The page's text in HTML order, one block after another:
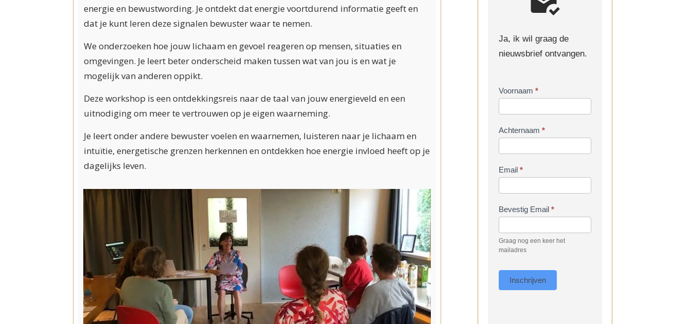
energie en bewustwording. Je ontdekt dat energie voortdurend informatie geeft en
dat je kunt leren deze signalen bewuster waar te nemen.
We onderzoeken hoe jouw lichaam en gevoel reageren op mensen, situaties en
omgevingen. Je leert beter onderscheid maken tussen wat van jou is en wat je
mogelijk van anderen oppikt.
Deze workshop is een ontdekkingsreis naar de taal van jouw energieveld en een
uitnodiging om meer te vertrouwen op je eigen waarneming.
Je leert onder andere bewuster voelen en waarnemen, luisteren naar je lichaam en
intuïtie, energetische grenzen herkennen en ontdekken hoe energie invloed heeft op je
dagelijks leven.
Ja, ik wil graag de
nieuwsbrief ontvangen.
Inschrijven
Voornaam *
Achternaam *
Email *
Bevestig Email *
Graag nog een keer het
mailadres
Inschrijven